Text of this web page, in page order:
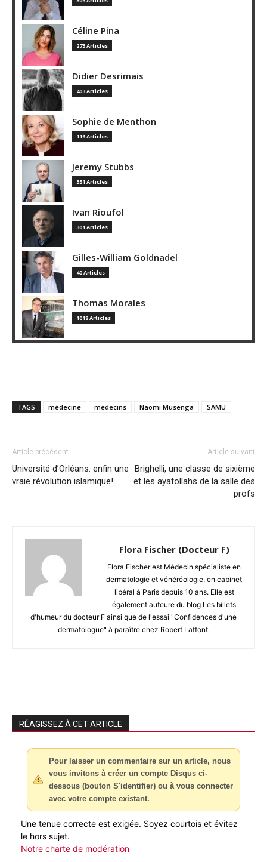
Céline Pina
273 Articles
Didier Desrimais
403 Articles
Sophie de Menthon
116 Articles
Jeremy Stubbs
351 Articles
Ivan Rioufol
301 Articles
Gilles-William Goldnadel
40 Articles
Thomas Morales
1018 Articles
TAGS médecine médecins Naomi Musenga SAMU
Article précédent
Université d’Orléans: enfin une
vraie révolution islamique!
Article suivant
Brighelli, une classe de sixième
et les ayatollahs de la salle des
profs
Flora Fischer (Docteur F)
Flora Fischer est Médecin spécialiste en
dermatologie et vénéréologie, en cabinet
libéral à Paris depuis 10 ans. Elle est
également auteure du blog Les billets
d'humeur du docteur F ainsi que de l'essai "Confidences d'une
dermatologue" à paraître chez Robert Laffont.
RÉAGISSEZ À CET ARTICLE
Pour laisser un commentaire sur un article, nous
vous invitons à créer un compte Disqus ci-
dessous (bouton S'identifier) ou à vous connecter
avec votre compte existant.
Une tenue correcte est exigée. Soyez courtois et évitez
le hors sujet.
Notre charte de modération